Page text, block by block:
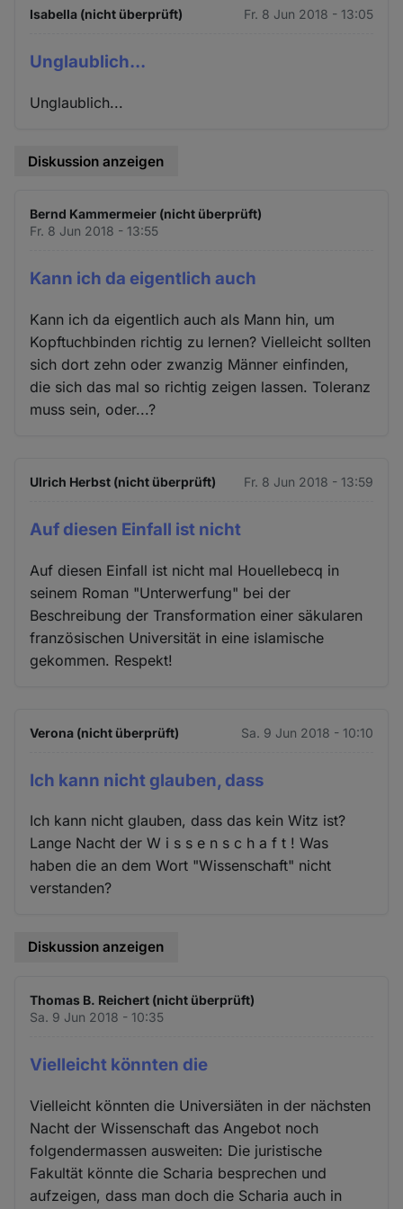
Isabella (nicht überprüft) Fr. 8 Jun 2018 - 13:05
Unglaublich...
Unglaublich...
Diskussion anzeigen
Bernd Kammermeier (nicht überprüft)
Fr. 8 Jun 2018 - 13:55
Kann ich da eigentlich auch
Kann ich da eigentlich auch als Mann hin, um
Kopftuchbinden richtig zu lernen? Vielleicht sollten
sich dort zehn oder zwanzig Männer einfinden,
die sich das mal so richtig zeigen lassen. Toleranz
muss sein, oder...?
Ulrich Herbst (nicht überprüft) Fr. 8 Jun 2018 - 13:59
Auf diesen Einfall ist nicht
Auf diesen Einfall ist nicht mal Houellebecq in
seinem Roman "Unterwerfung" bei der
Beschreibung der Transformation einer säkularen
französischen Universität in eine islamische
gekommen. Respekt!
Verona (nicht überprüft) Sa. 9 Jun 2018 - 10:10
Ich kann nicht glauben, dass
Ich kann nicht glauben, dass das kein Witz ist?
Lange Nacht der W i s s e n s c h a f t ! Was
haben die an dem Wort "Wissenschaft" nicht
verstanden?
Diskussion anzeigen
Thomas B. Reichert (nicht überprüft)
Sa. 9 Jun 2018 - 10:35
Vielleicht könnten die
Vielleicht könnten die Universiäten in der nächsten
Nacht der Wissenschaft das Angebot noch
folgendermassen ausweiten: Die juristische
Fakultät könnte die Scharia besprechen und
aufzeigen, dass man doch die Scharia auch in